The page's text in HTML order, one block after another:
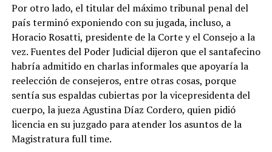
Por otro lado, el titular del máximo tribunal penal del
país terminó exponiendo con su jugada, incluso, a
Horacio Rosatti, presidente de la Corte y el Consejo a la
vez. Fuentes del Poder Judicial dijeron que el santafecino
habría admitido en charlas informales que apoyaría la
reelección de consejeros, entre otras cosas, porque
sentía sus espaldas cubiertas por la vicepresidenta del
cuerpo, la jueza Agustina Díaz Cordero, quien pidió
licencia en su juzgado para atender los asuntos de la
Magistratura full time.